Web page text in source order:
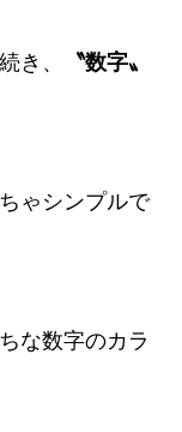
き、 〝数字〟
ゃシンプルで
な数字のカラ